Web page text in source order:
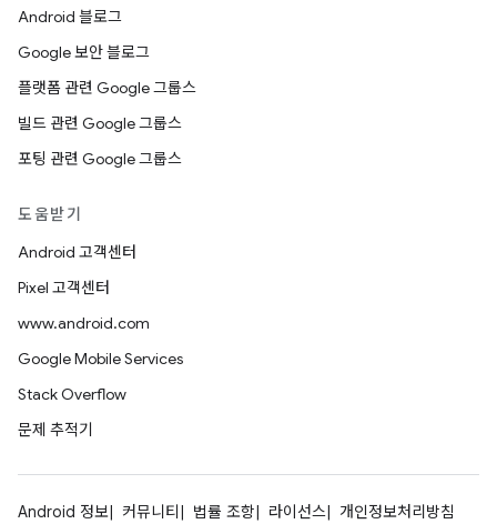
Android 블로그
Google 보안 블로그
플랫폼 관련 Google 그룹스
빌드 관련 Google 그룹스
포팅 관련 Google 그룹스
도움받기
Android 고객센터
Pixel 고객센터
www.android.com
Google Mobile Services
Stack Overflow
문제 추적기
Android 정보 커뮤니티 법률 조항 라이선스
개인정보처리방침